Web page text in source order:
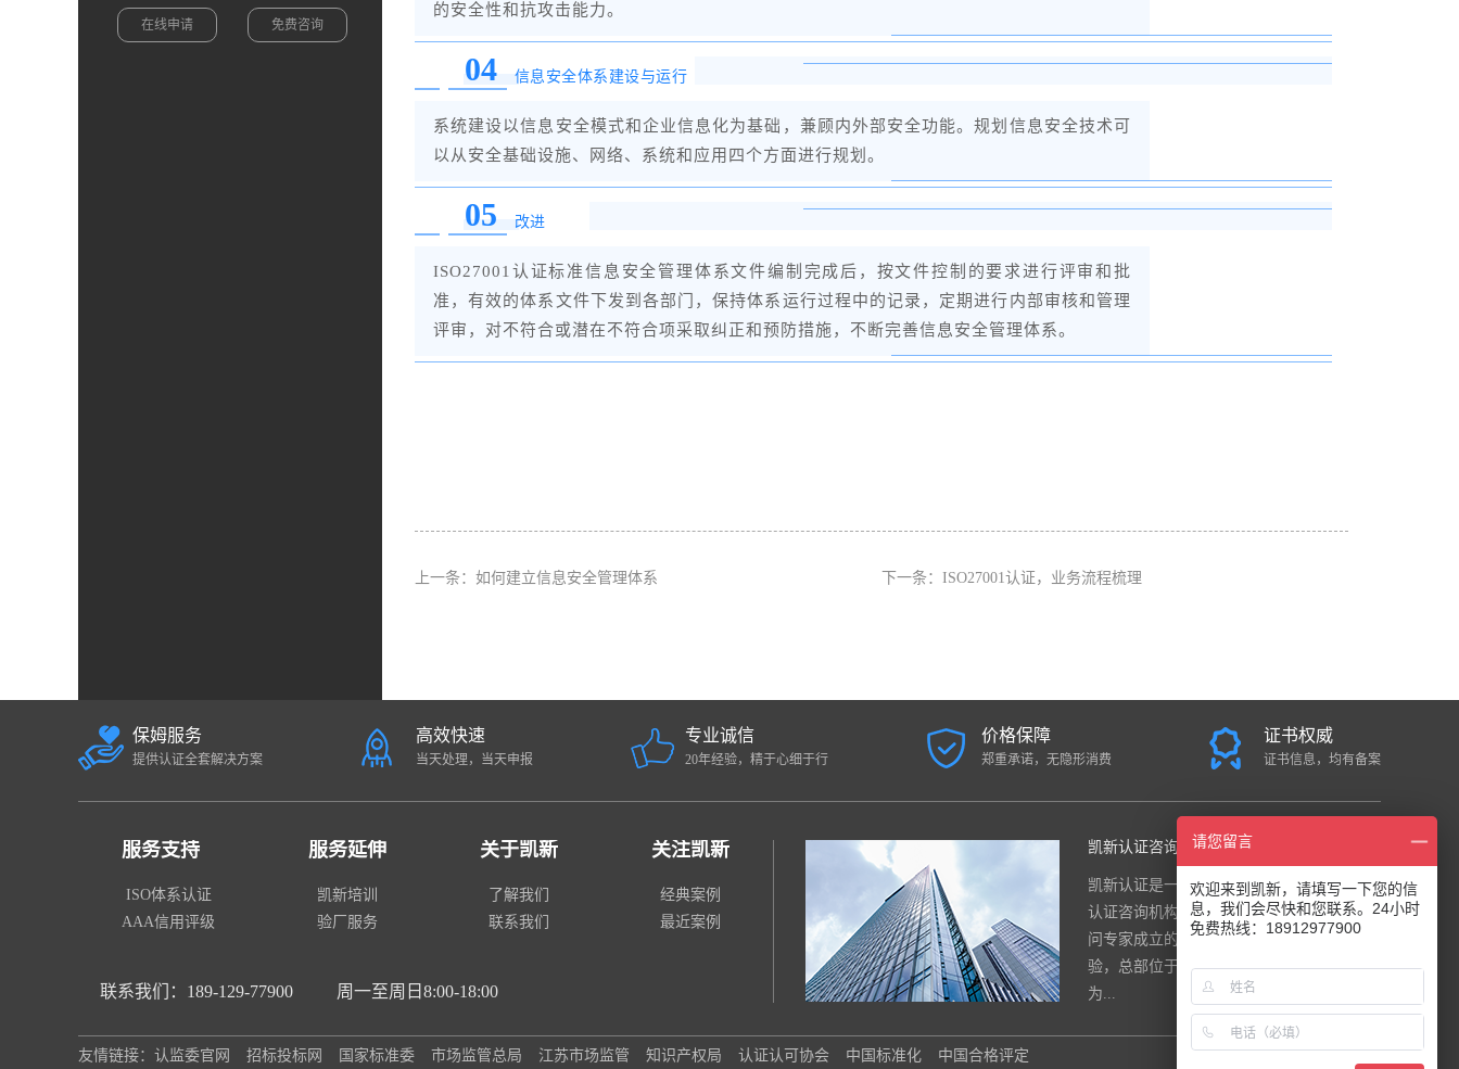
在线申请 免费咨询
的安全性和抗攻击能力。
04 信息安全体系建设与运行
系统建设以信息安全模式和企业信息化为基础，兼顾内外部安全功能。规划信息安全技术可
以从安全基础设施、网络、系统和应用四个方面进行规划。
05 改进
ISO27001认证标准信息安全管理体系文件编制完成后，按文件控制的要求进行评审和批
准，有效的体系文件下发到各部门，保持体系运行过程中的记录，定期进行内部审核和管理
评审，对不符合或潜在不符合项采取纠正和预防措施，不断完善信息安全管理体系。
上一条： 如何建立信息安全管理体系 下一条： ISO27001认证，业务流程梳理
保姆服务
提供认证全套解决方案
高效快速
当天处理，当天申报
专业诚信
20年经验，精于心细于行
价格保障
郑重承诺，无隐形消费
证书权威
证书信息，均有备案
服务支持
ISO体系认证
AAA信用评级
服务延伸
凯新培训
验厂服务
关于凯新
了解我们
联系我们
关注凯新
经典案例
最近案例
联系我们：189-129-77900 周一至周日8:00-18:00
凯新认证咨询中心
凯新认证是一家面向全国的国际综合
认证咨询机构，公司是由一群资深顾
问专家成立的，团队有20年的实战经
验，总部位于南京。公司注重 “诚信
为...
友情链接： 认监委官网 招标投标网 国家标准委 市场监管总局 江苏市场监管 知识产权局 认证认可协会 中国标准化 中国合格评定
请您留言
欢迎来到凯新，请填写一下您的信
息，我们会尽快和您联系。24小时
免费热线：18912977900